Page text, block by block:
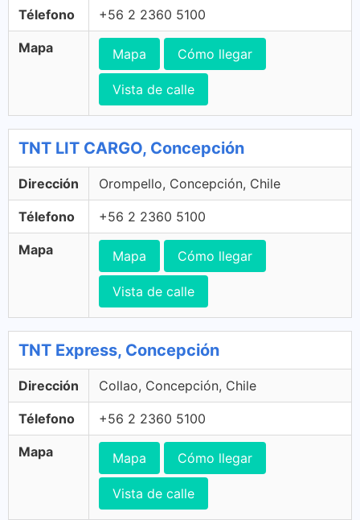
Télefono +56 2 2360 5100
Mapa Mapa Cómo llegar
Vista de calle
TNT LIT CARGO, Concepción
Dirección Orompello, Concepción, Chile
Télefono +56 2 2360 5100
Mapa Mapa Cómo llegar
Vista de calle
TNT Express, Concepción
Dirección Collao, Concepción, Chile
Télefono +56 2 2360 5100
Mapa Mapa Cómo llegar
Vista de calle